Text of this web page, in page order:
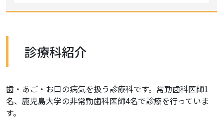
診療科紹介
歯・あご・お口の病気を扱う診療科です。常勤歯科医師1
名、鹿児島大学の非常勤歯科医師4名で診療を行っていま
す。